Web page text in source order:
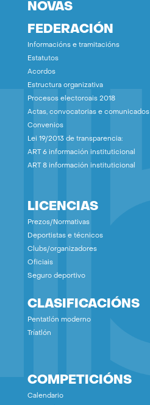
NOVAS
FEDERACIÓN
Informacións e tramitacións
Estatutos
Acordos
Estructura organizativa
Procesos electoroais 2018
Actas, convocatorias e comunicados
Convenios
Lei 19/2013 de transparencia:
ART 6 información instituticional
ART 8 información instituticional
LICENCIAS
Prezos/Normativas
Deportistas e técnicos
Clubs/organizadores
Oficiais
Seguro deportivo
CLASIFICACIÓNS
Pentatlón moderno
Tríatlón
COMPETICIÓNS
Calendario